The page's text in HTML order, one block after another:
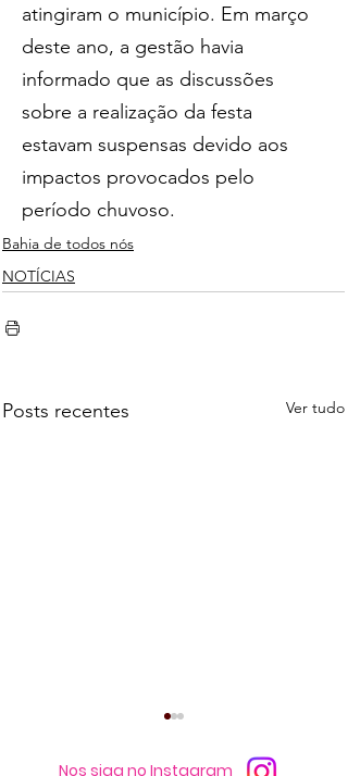
atingiram o município. Em março
deste ano, a gestão havia
informado que as discussões
sobre a realização da festa
estavam suspensas devido aos
impactos provocados pelo
período chuvoso.
Bahia de todos nós
NOTÍCIAS
Posts recentes Ver tudo
Nos siga no Instagram